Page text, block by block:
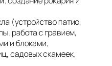
(устройство патио,
работа с гравием,
и блоками,
садовых скамеек,